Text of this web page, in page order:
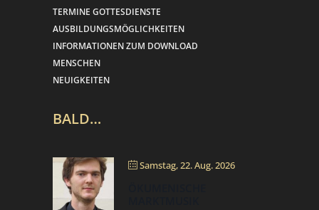
TERMINE GOTTESDIENSTE
AUSBILDUNGSMÖGLICHKEITEN
INFORMATIONEN ZUM DOWNLOAD
MENSCHEN
NEUIGKEITEN
BALD…
Samstag, 22. Aug. 2026